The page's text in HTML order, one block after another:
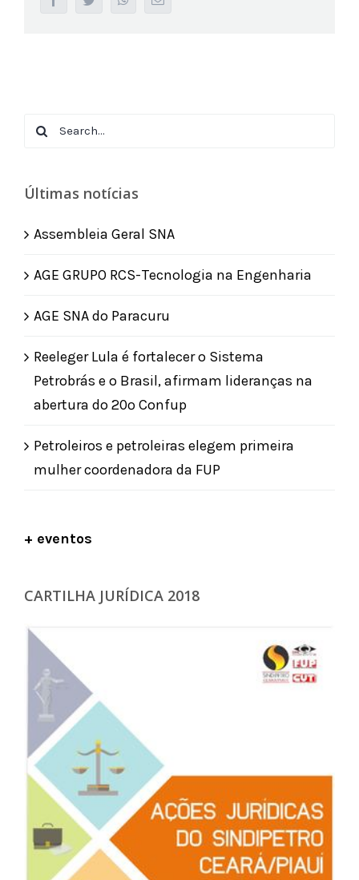
Search
Últimas notícias
Assembleia Geral SNA
AGE GRUPO RCS-Tecnologia na Engenharia
AGE SNA do Paracuru
Reeleger Lula é fortalecer o Sistema
Petrobrás e o Brasil, afirmam lideranças na
abertura do 20º Confup
Petroleiros e petroleiras elegem primeira
mulher coordenadora da FUP
+ eventos
CARTILHA JURÍDICA 2018